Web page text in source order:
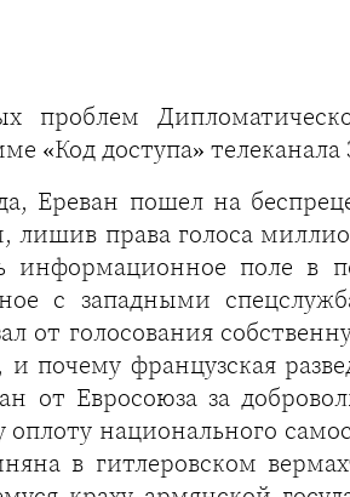
проблем
доступа» телеканала
Ереван пошел на
лишив права голоса
поле в
с западными
от голосования
французская
от Евросоюза за
национального
в гитлеровском